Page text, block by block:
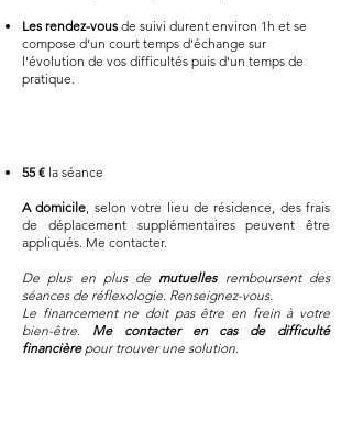
Les rendez-vous de suivi durent environ 1h et se
compose d'un court temps d'échange sur
l'évolution de vos difficultés puis d'un temps de
pratique.
55 € la séance
A domicile, selon votre lieu de résidence, des frais
de déplacement supplémentaires peuvent être
appliqués. Me contacter.
De plus en plus de mutuelles remboursentdes
séances de réflexologie. Renseignez-vous.
Le financement ne doit pas être en frein à votre
bien-être. Me contacter en cas de difficulté
financièrepour trouver une solution.